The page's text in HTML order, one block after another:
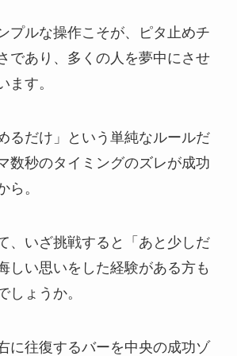
プルな操作こそが、ピタ止めチ
であり、多くの人を夢中にさせ
ます。
るだけ」という単純なルールだ
数秒のタイミングのズレが成功
ら。
、いざ挑戦すると「あと少しだ
しい思いをした経験がある方も
しょうか。
に往復するバーを中央の成功ゾ